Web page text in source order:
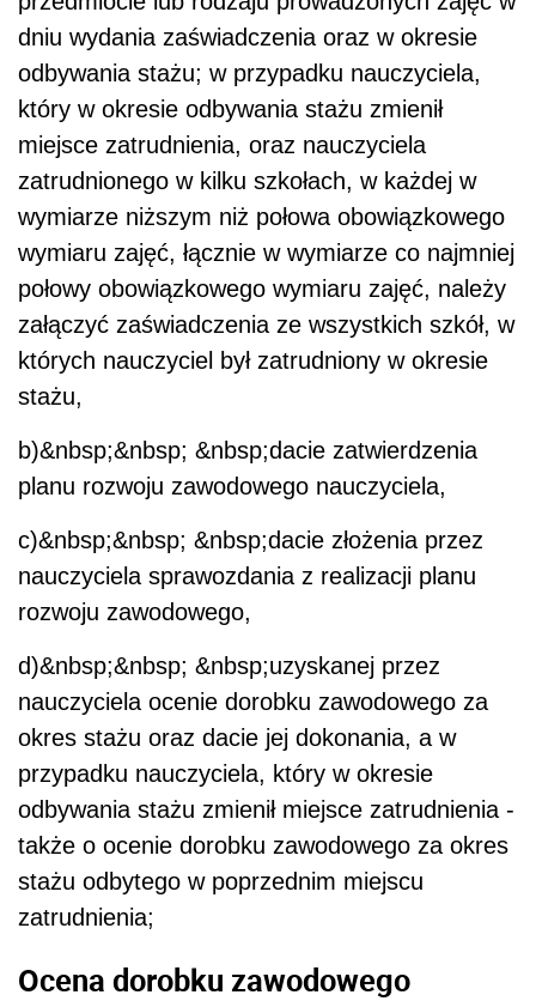
dniu wydania zaświadczenia oraz w okresie
odbywania stażu; w przypadku nauczyciela,
który w okresie odbywania stażu zmienił
miejsce zatrudnienia, oraz nauczyciela
zatrudnionego w kilku szkołach, w każdej w
wymiarze niższym niż połowa obowiązkowego
wymiaru zajęć, łącznie w wymiarze co najmniej
połowy obowiązkowego wymiaru zajęć, należy
załączyć zaświadczenia ze wszystkich szkół, w
których nauczyciel był zatrudniony w okresie
stażu,
b)&nbsp;&nbsp; &nbsp;dacie zatwierdzenia
planu rozwoju zawodowego nauczyciela,
c)&nbsp;&nbsp; &nbsp;dacie złożenia przez
nauczyciela sprawozdania z realizacji planu
rozwoju zawodowego,
d)&nbsp;&nbsp; &nbsp;uzyskanej przez
nauczyciela ocenie dorobku zawodowego za
okres stażu oraz dacie jej dokonania, a w
przypadku nauczyciela, który w okresie
odbywania stażu zmienił miejsce zatrudnienia -
także o ocenie dorobku zawodowego za okres
stażu odbytego w poprzednim miejscu
zatrudnienia;
Ocena dorobku zawodowego